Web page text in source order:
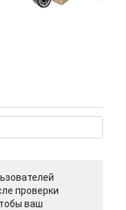
проверки
ваш